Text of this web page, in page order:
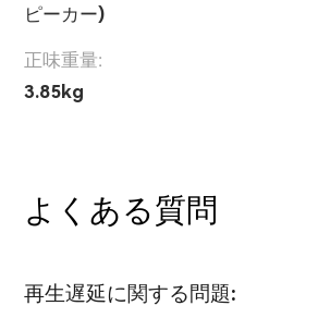
ピーカー)
正味重量:
3.85kg
よくある質問
再生遅延に関する問題: